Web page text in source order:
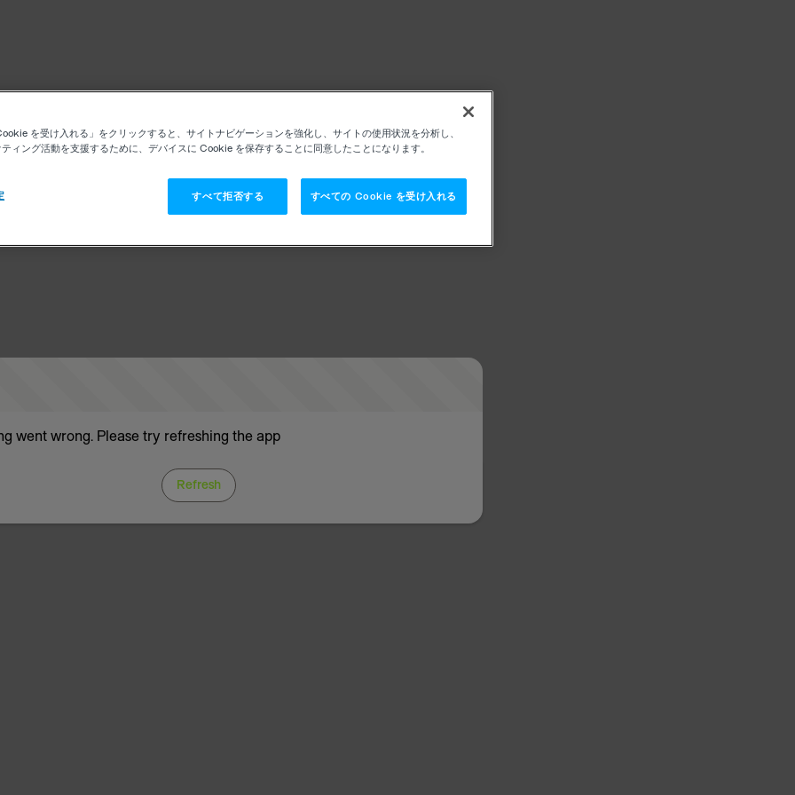
went wrong. Please try refreshing the app
Refresh
を受け入れる」をクリックすると、サイトナビゲーションを強化し、サイトの使用状況を分析し、
ィング活動を支援するために、デバイスに Cookie を保存することに同意したことになります。
すべて拒否する すべての Cookie を受け入れる